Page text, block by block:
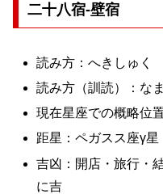
二十八宿-壁宿
読み方：へきしゅく
読み方（訓読）：な
現在星座での概略位
距星：ペガスス座γ星
吉凶：開店・旅行・
に吉